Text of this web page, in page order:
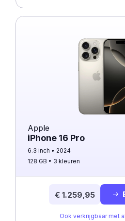
Apple
iPhone 16 Pro
6.3 inch
2024
128 GB
3 kleuren
€ 1.259,95
Ook verkrijgbaar met